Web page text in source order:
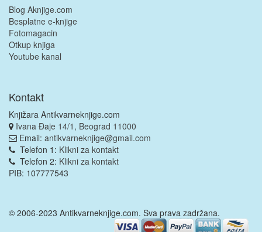
Blog Aknjige.com
Besplatne e-knjige
Fotomagacin
Otkup knjiga
Youtube kanal
Kontakt
Knjižara Antikvarneknjige.com
Ivana Đaje 14/1, Beograd 11000
Email: antikvarneknjige@gmail.com
Telefon 1: Klikni za kontakt
Telefon 2: Klikni za kontakt
PIB: 107777543
© 2006-2023 Antikvarneknjige.com. Sva prava zadržana.